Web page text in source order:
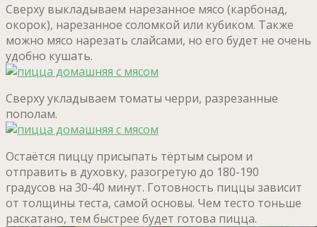
Сверху выкладываем нарезанное мясо (карбонад,
окорок), нарезанное соломкой или кубиком. Также
можно мясо нарезать слайсами, но его будет не очень
удобно кушать.
Сверху укладываем томаты черри, разрезанные
пополам.
Остаётся пиццу присыпать тёртым сыром и
отправить в духовку, разогретую до 180-190
градусов на 30-40 минут. Готовность пиццы зависит
от толщины теста, самой основы. Чем тесто тоньше
раскатано, тем быстрее будет готова пицца.